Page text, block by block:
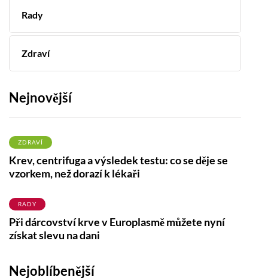
Rady
Zdraví
Nejnovější
ZDRAVÍ
Krev, centrifuga a výsledek testu: co se děje se
vzorkem, než dorazí k lékaři
RADY
Při dárcovství krve v Europlasmě můžete nyní
získat slevu na dani
Nejoblíbenější